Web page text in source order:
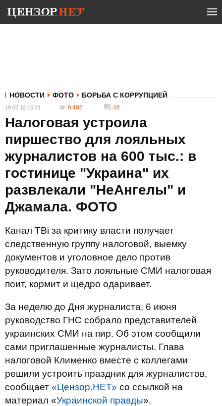
НОВОСТИ ФОТО БОРЬБА С КОРРУПЦИЕЙ
19.07.12 16:21 6 485 46
Налоговая устроила
пиршество для лояльных
журналистов на 600 тыс.: в
гостинице "Украина" их
развлекали "НеАнгелы" и
Джамала. ФОТО
Канал ТВi за критику власти получает
следственную группу налоговой, выемку
документов и уголовное дело против
руководителя. Зато лояльные СМИ налоговая
поит, кормит и щедро одаривает.
За неделю до Дня журналиста, 6 июня
руководство ГНС собрало представителей
украинских СМИ на пир. Об этом сообщили
сами приглашенные журналисты. Глава
налоговой Клименко вместе с коллегами
решили устроить праздник для журналистов,
сообщает «Цензор.НЕТ» со ссылкой на
материал «Украинской правды».